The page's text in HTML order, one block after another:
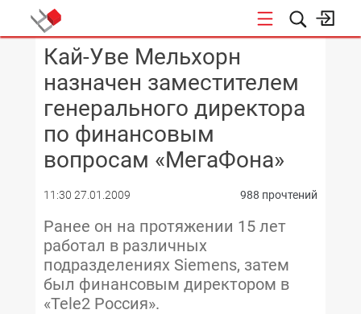
КОНФЕРЕНЦИИ
Кай-Уве Мельхорн
назначен заместителем
генерального директора
по финансовым
вопросам «МегаФона»
11:30 27.01.2009 988 прочтений
Ранее он на протяжении 15 лет
работал в различных
подразделениях Siemens, затем
был финансовым директором в
«Tele2 Россия».